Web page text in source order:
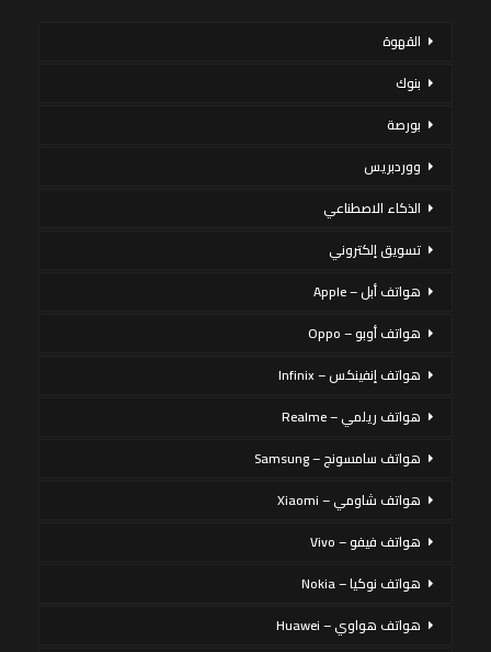
القهوة
بنوك
بورصة
ووردبريس
الذكاء الاصطناعي
تسويق إلكتروني
هواتف أبل – Apple
هواتف أوبو – Oppo
هواتف إنفينكس – Infinix
هواتف ريلمي – Realme
هواتف سامسونج – Samsung
هواتف شاومي – Xiaomi
هواتف فيفو – Vivo
هواتف نوكيا – Nokia
هواتف هواوي – Huawei